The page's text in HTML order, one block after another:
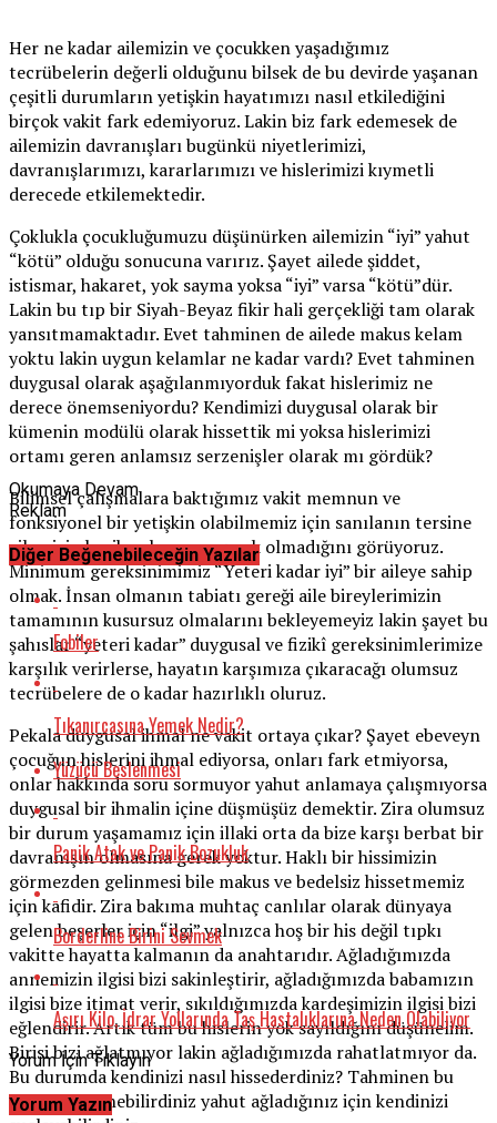
Her ne kadar ailemizin ve çocukken yaşadığımız
tecrübelerin değerli olduğunu bilsek de bu devirde yaşanan
çeşitli durumların yetişkin hayatımızı nasıl etkilediğini
birçok vakit fark edemiyoruz. Lakin biz fark edemesek de
ailemizin davranışları bugünkü niyetlerimizi,
davranışlarımızı, kararlarımızı ve hislerimizi kıymetli
derecede etkilemektedir.
Çoklukla çocukluğumuzu düşünürken ailemizin “iyi” yahut
“kötü” olduğu sonucuna varırız. Şayet ailede şiddet,
istismar, hakaret, yok sayma yoksa “iyi” varsa “kötü”dür.
Lakin bu tıp bir Siyah-Beyaz fikir hali gerçekliği tam olarak
yansıtmamaktadır. Evet tahminen de ailede makus kelam
yoktu lakin uygun kelamlar ne kadar vardı? Evet tahminen
duygusal olarak aşağılanmıyorduk fakat hislerimiz ne
derece önemseniyordu? Kendimizi duygusal olarak bir
kümenin modülü olarak hissettik mi yoksa hislerimizi
ortamı geren anlamsız serzenişler olarak mı gördük?
Bilimsel çalışmalara baktığımız vakit memnun ve
fonksiyonel bir yetişkin olabilmemiz için sanılanın tersine
ailemizin harika olmasına gerek olmadığını görüyoruz.
Minimum gereksinimimiz “Yeteri kadar iyi” bir aileye sahip
olmak. İnsan olmanın tabiatı gereği aile bireylerimizin
tamamının kusursuz olmalarını bekleyemeyiz lakin şayet bu
şahıslar “yeteri kadar” duygusal ve fizikî gereksinimlerimize
karşılık verirlerse, hayatın karşımıza çıkaracağı olumsuz
tecrübelere de o kadar hazırlıklı oluruz.
Pekala duygusal ihmal ne vakit ortaya çıkar? Şayet ebeveyn
çocuğun hislerini ihmal ediyorsa, onları fark etmiyorsa,
onlar hakkında soru sormuyor yahut anlamaya çalışmıyorsa
duygusal bir ihmalin içine düşmüşüz demektir. Zira olumsuz
bir durum yaşamamız için illaki orta da bize karşı berbat bir
davranışın olmasına gerek yoktur. Haklı bir hissimizin
görmezden gelinmesi bile makus ve bedelsiz hissetmemiz
için kafidir. Zira bakıma muhtaç canlılar olarak dünyaya
gelen beşerler için “ilgi” yalnızca hoş bir his değil tıpkı
vakitte hayatta kalmanın da anahtarıdır. Ağladığımızda
annemizin ilgisi bizi sakinleştirir, ağladığımızda babamızın
ilgisi bize itimat verir, sıkıldığımızda kardeşimizin ilgisi bizi
eğlendirir. Artık tüm bu hislerin yok sayıldığını düşünelim.
Birisi bizi ağlatmıyor lakin ağladığımızda rahatlatmıyor da.
Bu durumda kendinizi nasıl hissederdiniz? Tahminen bu
şahsa öfkelenebilirdiniz yahut ağladığınız için kendinizi
Okumaya Devam
Reklam
Diğer Beğenebileceğin Yazılar
Fobiler
Tıkanırcasına Yemek Nedir?
Yüzücü Beslenmesi
Panik Atak ve Panik Bozukluk
Borderline Birini Sevmek
Aşırı Kilo, İdrar Yollarında Taş Hastalıklarına Neden Olabiliyor
Yorum İçin Tıklayın
Yorum Yazın